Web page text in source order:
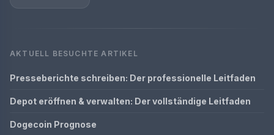
AKTUELL BESUCHTE ARTIKEL
Presseberichte schreiben: Der professionelle Leitfaden
Depot eröffnen & verwalten: Der vollständige Leitfaden
Dogecoin Prognose